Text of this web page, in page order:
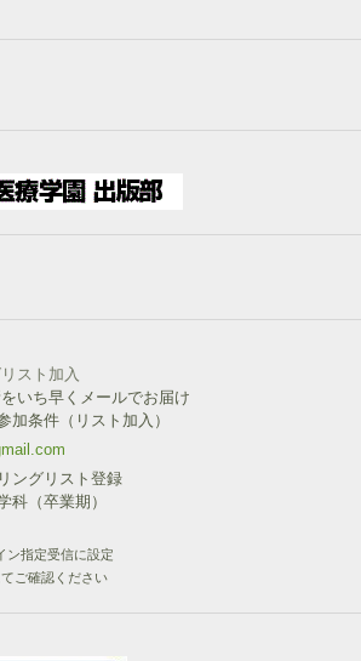
スト加入
いち早くメールでお届け
条件（リスト加入）
ングリスト登録
科（卒業期）
ン指定受信に設定
ご確認ください